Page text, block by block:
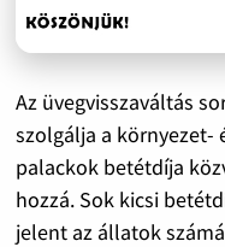
Az üvegvisszaváltás
szolgálja a környezet-
palackok betétdíja
hozzá. Sok kicsi
jelent az állatok